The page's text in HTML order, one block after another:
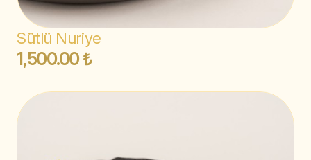
Sütlü Nuriye
1,500.00 ₺